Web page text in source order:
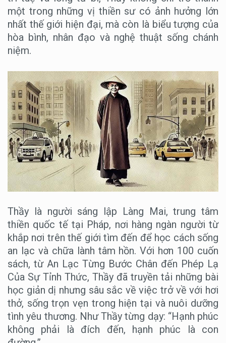
một trong những vị thiền sư có ảnh hưởng lớn
nhất thế giới hiện đại, mà còn là biểu tượng của
hòa bình, nhân đạo và nghệ thuật sống chánh
niệm.
Thầy là người sáng lập Làng Mai, trung tâm
thiền quốc tế tại Pháp, nơi hàng ngàn người từ
khắp nơi trên thế giới tìm đến để học cách sống
an lạc và chữa lành tâm hồn. Với hơn 100 cuốn
sách, từ An Lạc Từng Bước Chân đến Phép Lạ
Của Sự Tỉnh Thức, Thầy đã truyền tải những bài
học giản dị nhưng sâu sắc về việc trở về với hơi
thở, sống trọn vẹn trong hiện tại và nuôi dưỡng
tình yêu thương. Như Thầy từng dạy: “Hạnh phúc
không phải là đích đến, hạnh phúc là con